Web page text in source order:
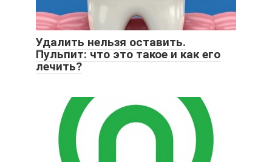
Удалить нельзя оставить.
Пульпит: что это такое и как его
лечить?